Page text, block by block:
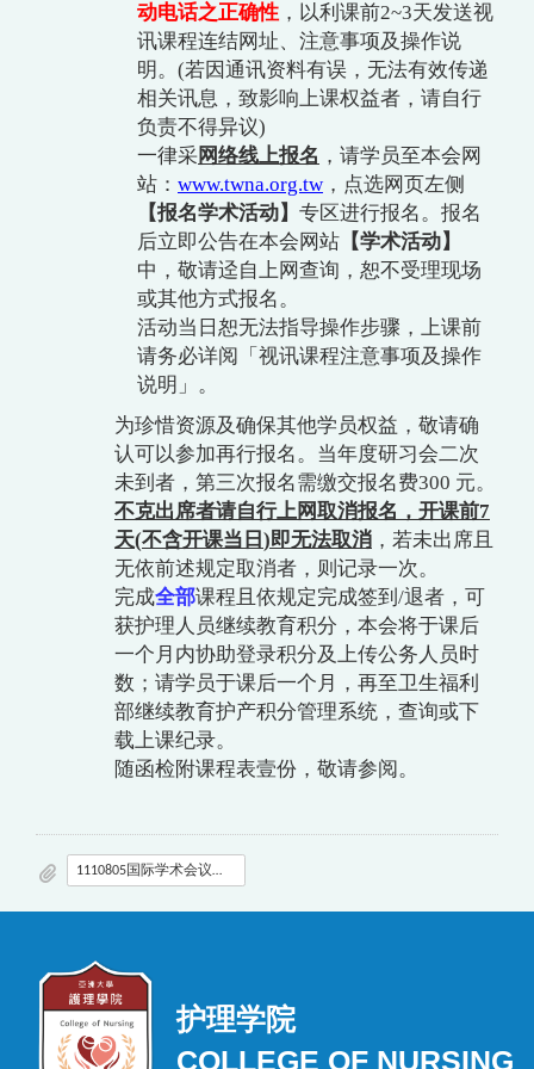
动电话之正确性 ，以利课前2~3天发送视
讯课程连结网址、注意事项及操作说
明。 (若因通讯资料有误，无法有效传递
相关讯息，致影响上课权益者，请自行
负责不得异议)
一律采网络线上报名 ，请学员至本会网
站： www.twna.org.tw ，点选网页左侧
【报名学术活动】 专区进行报名。报名
后立即公告在本会网站 【学术活动】
中，敬请迳自上网查询，恕不受理现场
或其他方式报名。
活动当日恕无法指导操作步骤，上课前
请务必详阅「视讯课程注意事项及操作
说明」。
为珍惜资源及确保其他学员权益，敬请确
认可以参加再行报名。当年度研习会二次
未到者，第三次报名需缴交报名费300 元。
不克出席者请自行上网取消报名，开课前7
天(不含开课当日 ) 即无法取消 ，若未出席且
无依前述规定取消者，则记录一次。
完成全部课程且依规定完成签到 /退者，可
获护理人员继续教育积分，本会将于课后
一个月内协助登录积分及上传公务人员时
数；请学员于课后一个月，再至卫生福利
部继续教育护产积分管理系统，查询或下
载上课纪录。
随函检附课程表壹份，敬请参阅。
1110805国际学术会议培育研习会_中区-活动通知及课程表定稿.pdf
护理学院
COLLEGE OF NURSING